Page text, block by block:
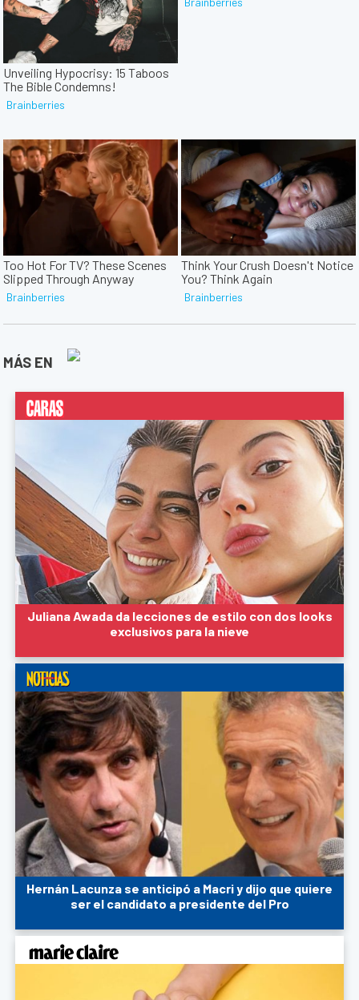
MÁS EN
Juliana Awada da lecciones de estilo con dos looks
exclusivos para la nieve
Hernán Lacunza se anticipó a Macri y dijo que quiere
ser el candidato a presidente del Pro